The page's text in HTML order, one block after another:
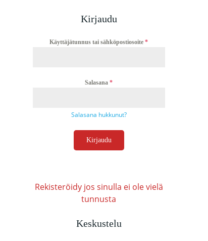
Kirjaudu
Käyttäjätunnus tai sähköpostiosoite*
Salasana*
Salasana hukkunut?
Kirjaudu
Rekisteröidy jos sinulla ei ole vielä
tunnusta
Keskustelu